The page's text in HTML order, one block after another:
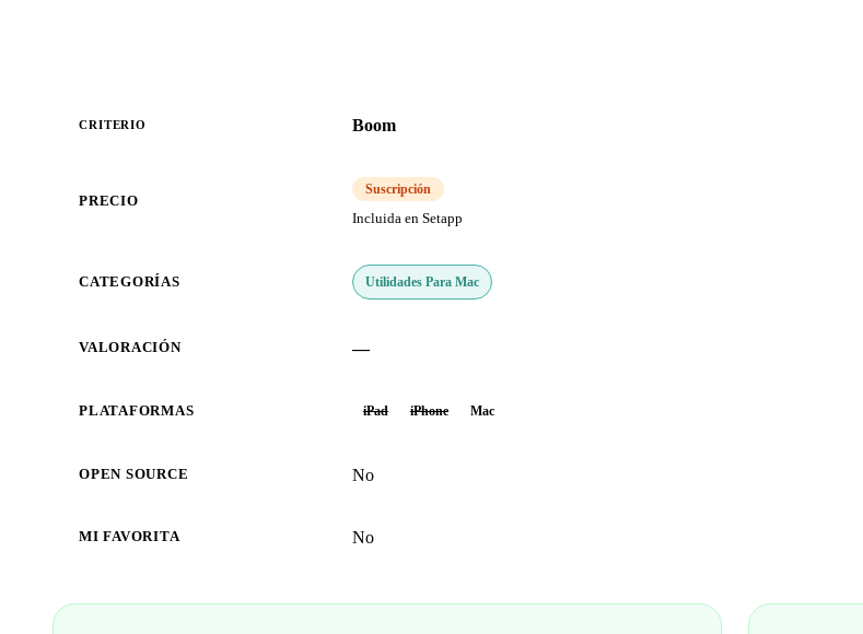
CRITERIO Boom
PRECIO
Suscripción
Incluida en Setapp
CATEGORÍAS Utilidades Para Mac
VALORACIÓN —
PLATAFORMAS iPad iPhone Mac
OPEN SOURCE No
MI FAVORITA No